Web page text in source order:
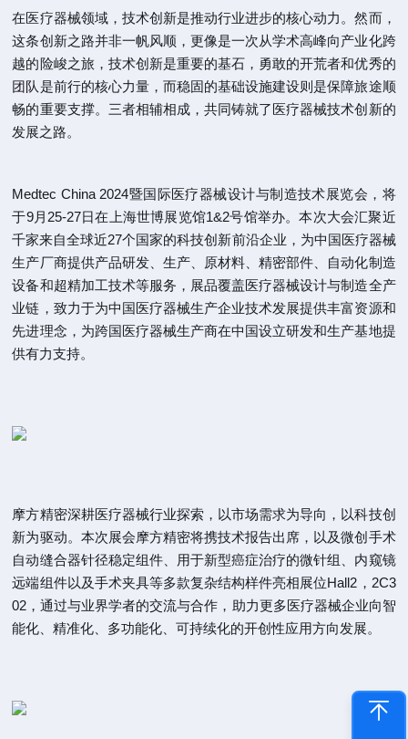
在医疗器械领域，技术创新是推动行业进步的核心动力。然而，
这条创新之路并非一帆风顺，更像是一次从学术高峰向产业化跨
越的险峻之旅，技术创新是重要的基石，勇敢的开荒者和优秀的
团队是前行的核心力量，而稳固的基础设施建设则是保障旅途顺
畅的重要支撑。三者相辅相成，共同铸就了医疗器械技术创新的
发展之路。
Medtec China 2024暨国际医疗器械设计与制造技术展览会，将
于9月25-27日在上海世博展览馆1&2号馆举办。本次大会汇聚近
千家来自全球近27个国家的科技创新前沿企业，为中国医疗器械
生产厂商提供产品研发、生产、原材料、精密部件、自动化制造
设备和超精加工技术等服务，展品覆盖医疗器械设计与制造全产
业链，致力于为中国医疗器械生产企业技术发展提供丰富资源和
先进理念，为跨国医疗器械生产商在中国设立研发和生产基地提
供有力支持。
摩方精密深耕医疗器械行业探索，以市场需求为导向，以科技创
新为驱动。本次展会摩方精密将携技术报告出席，以及微创手术
自动缝合器针径稳定组件、用于新型癌症治疗的微针组、内窥镜
远端组件以及手术夹具等多款复杂结构样件亮相展位Hall2，2C3
02，通过与业界学者的交流与合作，助力更多医疗器械企业向智
能化、精准化、多功能化、可持续化的开创性应用方向发展。